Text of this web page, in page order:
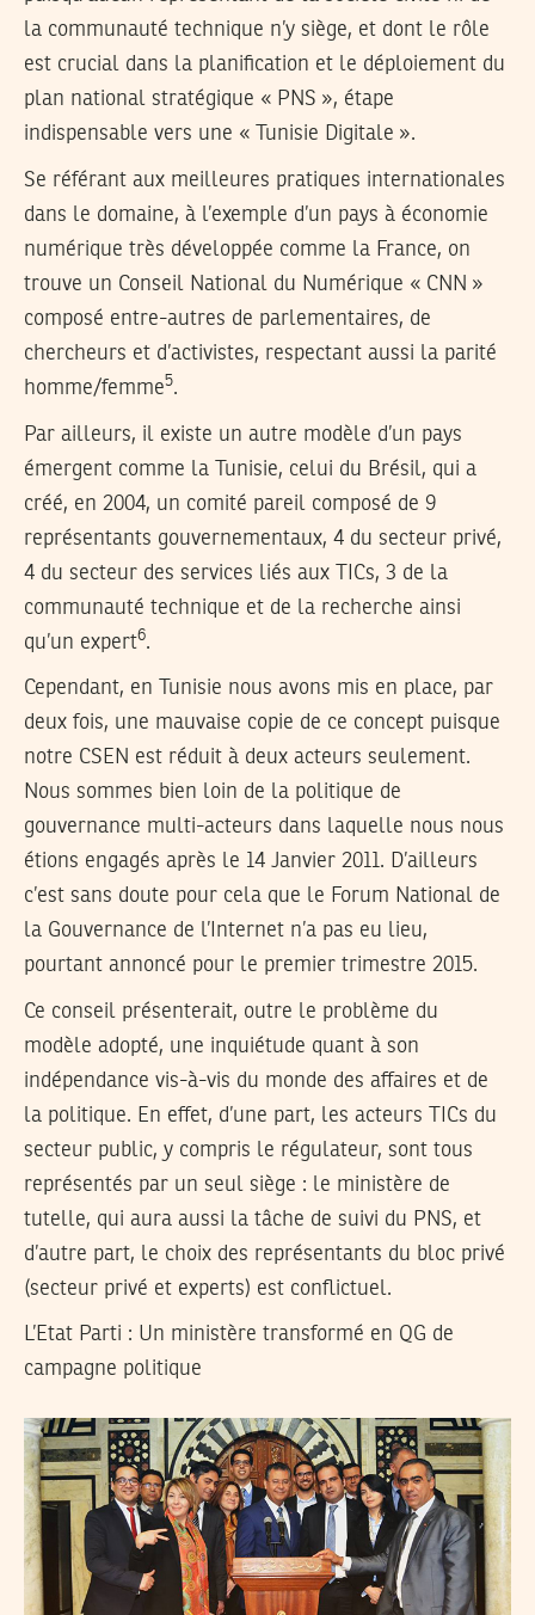
la communauté technique n’y siège, et dont le rôle
est crucial dans la planification et le déploiement du
plan national stratégique « PNS », étape
indispensable vers une « Tunisie Digitale ».
Se référant aux meilleures pratiques internationales
dans le domaine, à l’exemple d’un pays à économie
numérique très développée comme la France, on
trouve un Conseil National du Numérique « CNN »
composé entre-autres de parlementaires, de
chercheurs et d’activistes, respectant aussi la parité
homme/femme5.
Par ailleurs, il existe un autre modèle d’un pays
émergent comme la Tunisie, celui du Brésil, qui a
créé, en 2004, un comité pareil composé de 9
représentants gouvernementaux, 4 du secteur privé,
4 du secteur des services liés aux TICs, 3 de la
communauté technique et de la recherche ainsi
qu’un expert6.
Cependant, en Tunisie nous avons mis en place, par
deux fois, une mauvaise copie de ce concept puisque
notre CSEN est réduit à deux acteurs seulement.
Nous sommes bien loin de la politique de
gouvernance multi-acteurs dans laquelle nous nous
étions engagés après le 14 Janvier 2011. D’ailleurs
c’est sans doute pour cela que le Forum National de
la Gouvernance de l’Internet n’a pas eu lieu,
pourtant annoncé pour le premier trimestre 2015.
Ce conseil présenterait, outre le problème du
modèle adopté, une inquiétude quant à son
indépendance vis-à-vis du monde des affaires et de
la politique. En effet, d’une part, les acteurs TICs du
secteur public, y compris le régulateur, sont tous
représentés par un seul siège : le ministère de
tutelle, qui aura aussi la tâche de suivi du PNS, et
d’autre part, le choix des représentants du bloc privé
(secteur privé et experts) est conflictuel.
L’Etat Parti : Un ministère transformé en QG de
campagne politique